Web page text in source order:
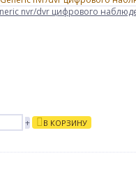
nvr/dvr цифрового
+ В КОРЗИНУ